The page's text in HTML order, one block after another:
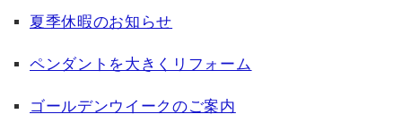
夏季休暇のお知らせ
ペンダントを大きくリフォーム
ゴールデンウイークのご案内